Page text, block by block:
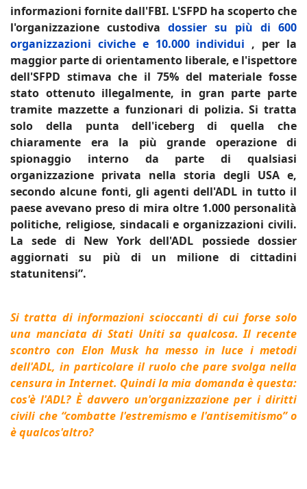
informazioni fornite dall'FBI. L'SFPD ha scoperto che
l'organizzazione custodiva dossier su più di 600
organizzazioni civiche e 10.000 individui , per la
maggior parte di orientamento liberale, e l'ispettore
dell'SFPD stimava che il 75% del materiale fosse
stato ottenuto illegalmente, in gran parte parte
tramite mazzette a funzionari di polizia.Si tratta
solo della punta dell'iceberg di quella che
chiaramente era la più grande operazione di
spionaggio interno da parte di qualsiasi
organizzazione privata nella storia degli USA e,
secondo alcune fonti, gli agenti dell'ADL in tutto il
paese avevano preso di mira oltre 1.000 personalità
politiche, religiose, sindacali e organizzazioni civili.
La sede di New York dell'ADL possiede dossier
aggiornati su più di un milione di cittadini
statunitensi”.
Si tratta di informazioni scioccanti di cui forse solo
una manciata di Stati Uniti sa qualcosa.Il recente
scontro con Elon Musk ha messo in luce i metodi
dell'ADL, in particolare il ruolo che pare svolga nella
censura in Internet. Quindi la mia domanda è questa:
cos'è l'ADL? È davvero un'organizzazione per i diritti
civili che “combatte l'estremismo e l'antisemitismo” o
è qualcos'altro?